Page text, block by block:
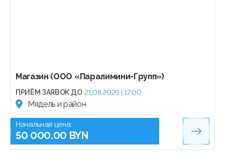
Магазин (ООО «Паралимини-Групп»)
ПРИЁМ ЗАЯВОК ДО 21.08.2026 | 17:00
Мядель и район
Начальная цена:
50 000.00 BYN